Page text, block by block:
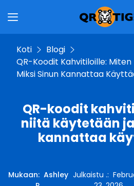
Koti
Blogi
QR-Koodit Kahvitiloille:
Miksi Sinun Kannattaa
QR-koodit
niitä käytetään
kannattaa
Mukaan: Ashley Julkaistu .: